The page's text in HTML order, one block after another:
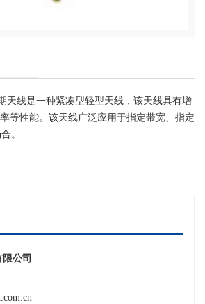
线是一种紧凑型轻型天线，该天线具有增
等性能。该天线广泛应用于指定带宽、指定
。
公司